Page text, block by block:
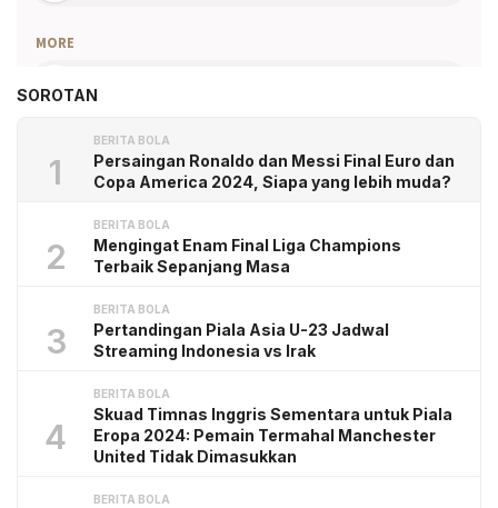
SOROTAN
1
BERITA BOLA
Persaingan Ronaldo dan Messi Final Euro dan
Copa America 2024, Siapa yang lebih muda?
2
BERITA BOLA
Mengingat Enam Final Liga Champions
Terbaik Sepanjang Masa
3
BERITA BOLA
Pertandingan Piala Asia U-23 Jadwal
Streaming Indonesia vs Irak
4
BERITA BOLA
Skuad Timnas Inggris Sementara untuk Piala
Eropa 2024: Pemain Termahal Manchester
United Tidak Dimasukkan
BERITA BOLA